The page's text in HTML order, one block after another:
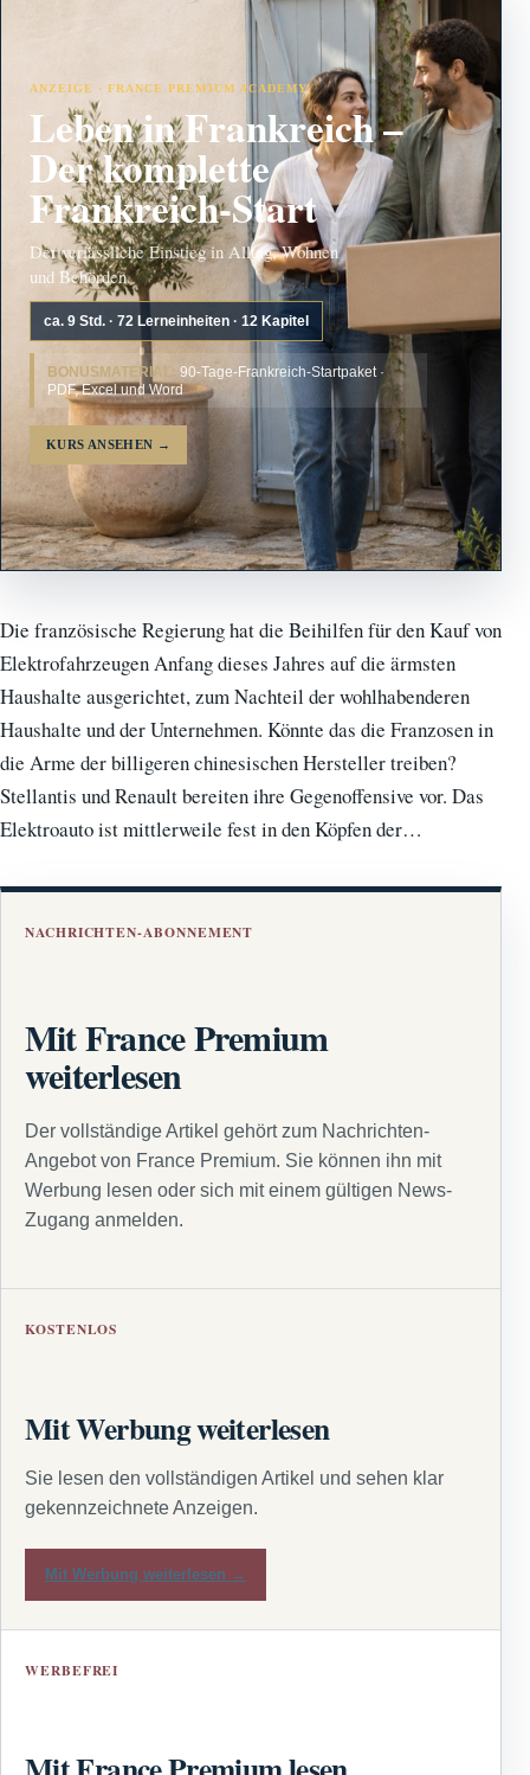
ANZEIGE · FRANCE PREMIUM ACADEMY
Leben in Frankreich –
Der komplette
Frankreich-Start
Der verlässliche Einstieg in Alltag, Wohnen
und Behörden.
ca. 9 Std. · 72 Lerneinheiten · 12 Kapitel
BONUSMATERIAL: 90-Tage-Frankreich-Startpaket ·
PDF, Excel und Word
KURS ANSEHEN →
Die französische Regierung hat die Beihilfen für den Kauf von
Elektrofahrzeugen Anfang dieses Jahres auf die ärmsten
Haushalte ausgerichtet, zum Nachteil der wohlhabenderen
Haushalte und der Unternehmen. Könnte das die Franzosen in
die Arme der billigeren chinesischen Hersteller treiben?
Stellantis und Renault bereiten ihre Gegenoffensive vor. Das
Elektroauto ist mittlerweile fest in den Köpfen der…
NACHRICHTEN-ABONNEMENT
Mit France Premium
weiterlesen
Der vollständige Artikel gehört zum Nachrichten-
Angebot von France Premium. Sie können ihn mit
Werbung lesen oder sich mit einem gültigen News-
Zugang anmelden.
KOSTENLOS
Mit Werbung weiterlesen
Sie lesen den vollständigen Artikel und sehen klar
gekennzeichnete Anzeigen.
Mit Werbung weiterlesen →
WERBEFREI